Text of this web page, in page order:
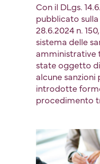
Con il DLgs.
pubblicato
28.6.2024 n.
sistema delle
amministrative
state oggetto
alcune sanzioni
introdotte
procedimento